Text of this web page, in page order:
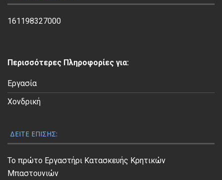
Β
ί
ο
161198327000
Περισσότερες Πληροφορίες για:
Εργασία
Χονδρική
ΔΕΊΤΕ ΕΠΊΣΗΣ:
Το πρώτο Εργαστήρι Κατασκευής Κρητικών
Μπαστουνιών